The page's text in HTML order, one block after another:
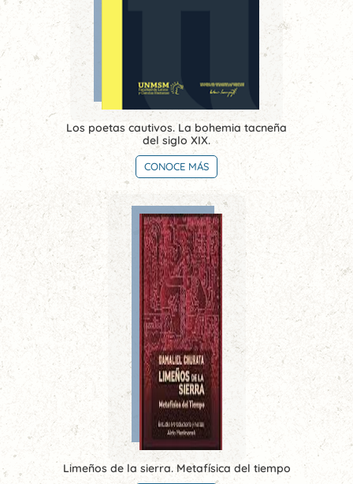
Los poetas cautivos. La bohemia tacneña
del siglo XIX.
CONOCE MÁS
Limeños de la sierra. Metafísica del tiempo